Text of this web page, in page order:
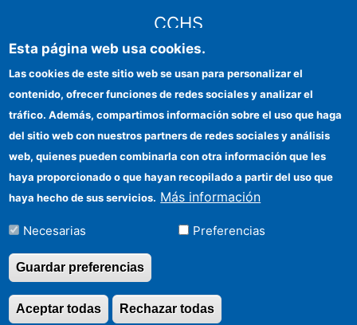
CCHS
Identidad institucional
Ayudas FEDER
Organismos financiadores
Contacto
Cómo llegar
©Copyright 2026 Todos los derechos reservados
Esta página web usa cookies.
Las cookies de este sitio web se usan para personalizar el
contenido, ofrecer funciones de redes sociales y analizar el
tráfico. Además, compartimos información sobre el uso que haga
del sitio web con nuestros partners de redes sociales y análisis
web, quienes pueden combinarla con otra información que les
haya proporcionado o que hayan recopilado a partir del uso que
haya hecho de sus servicios. Más información
Necesarias Preferencias
Guardar preferencias
Rechazar todas
Aceptar todas